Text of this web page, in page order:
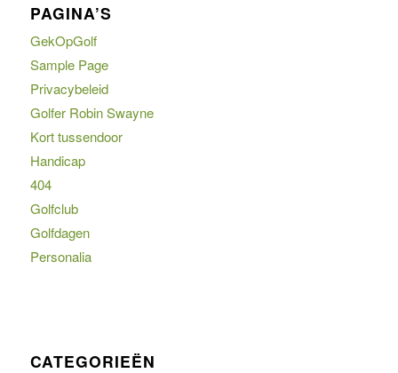
PAGINA’S
GekOpGolf
Sample Page
Privacybeleid
Golfer Robin Swayne
Kort tussendoor
Handicap
404
Golfclub
Golfdagen
Personalia
CATEGORIEËN